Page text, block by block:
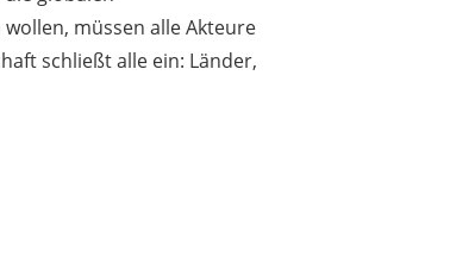
müssen alle Akteure
schließt alle ein: Länder,